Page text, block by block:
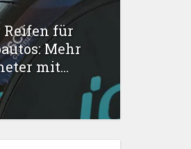
Reifen für
Mehr
mit...